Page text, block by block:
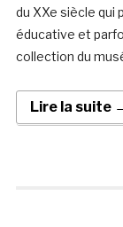
du XXe siècle qui
éducative et
collection du
Lire la suite